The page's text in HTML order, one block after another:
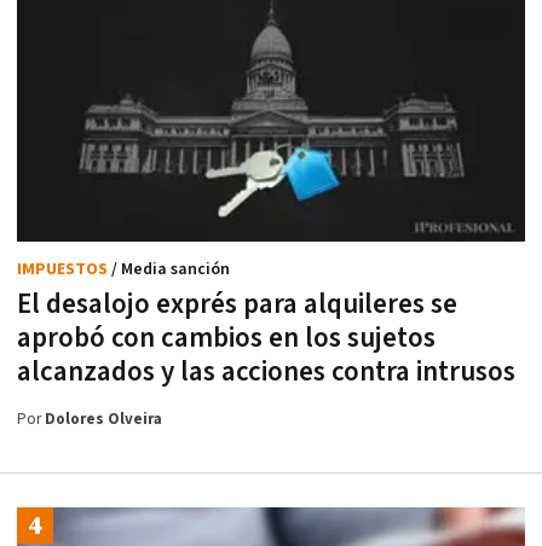
El desalojo exprés para alquileres se
aprobó con cambios en los sujetos
alcanzados y las acciones contra intrusos
IMPUESTOS / Media sanción
PorDolores Olveira